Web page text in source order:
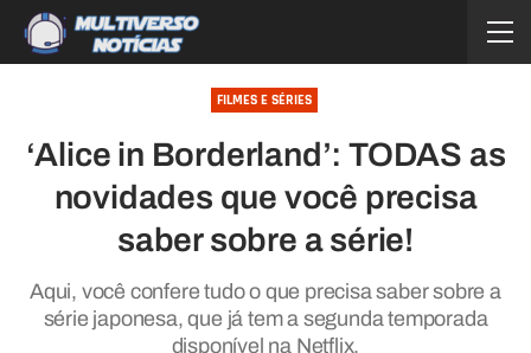
FILMES E SÉRIES
‘Alice in Borderland’: TODAS as
novidades que você precisa
saber sobre a série!
Aqui, você confere tudo o que precisa saber sobre a
série japonesa, que já tem a segunda temporada
disponível na Netflix.